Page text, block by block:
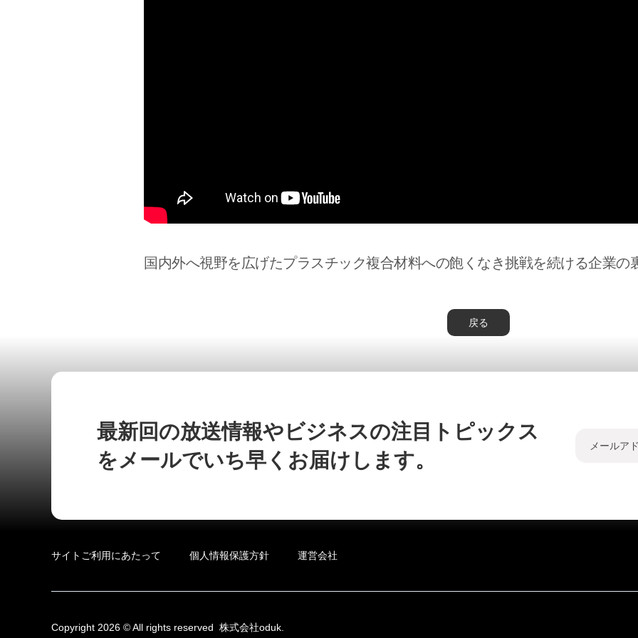
国内外へ視野を広げたプラスチック複合材料への飽くなき挑戦を続ける企業
戻る
最新回の放送情報やビジネスの注目トピックス
をメールでいち早くお届けします。
サイトご利用にあたって 個人情報保護方針 運営会社
Copyright 2026 © All rights reserved 株式会社oduk.